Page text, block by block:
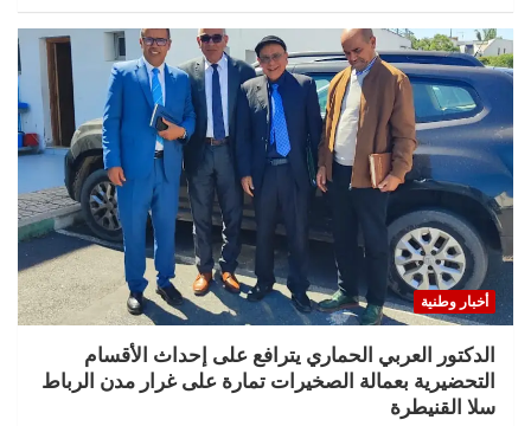
أخبار وطنية
الدكتور العربي الحماري يترافع على إحداث الأقسام
التحضيرية بعمالة الصخيرات تمارة على غرار مدن الرباط
سلا القنيطرة